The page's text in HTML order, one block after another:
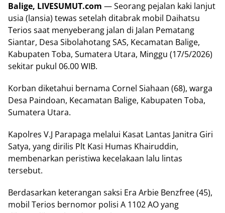
Balige, LIVESUMUT.com — Seorang pejalan kaki lanjut
usia (lansia) tewas setelah ditabrak mobil Daihatsu
Terios saat menyeberang jalan di Jalan Pematang
Siantar, Desa Sibolahotang SAS, Kecamatan Balige,
Kabupaten Toba, Sumatera Utara, Minggu (17/5/2026)
sekitar pukul 06.00 WIB.
Korban diketahui bernama Cornel Siahaan (68), warga
Desa Paindoan, Kecamatan Balige, Kabupaten Toba,
Sumatera Utara.
Kapolres V.J Parapaga melalui Kasat Lantas Janitra Giri
Satya, yang dirilis Plt Kasi Humas Khairuddin,
membenarkan peristiwa kecelakaan lalu lintas
tersebut.
Berdasarkan keterangan saksi Era Arbie Benzfree (45),
mobil Terios bernomor polisi A 1102 AO yang